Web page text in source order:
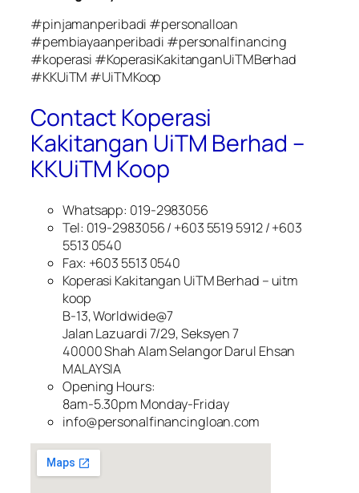
#pinjamanperibadi #personalloan
#pembiayaanperibadi #personalfinancing
#koperasi #KoperasiKakitanganUiTMBerhad
#KKUiTM #UiTMKoop
Contact Koperasi
Kakitangan UiTM Berhad –
KKUiTM Koop
Whatsapp: 019-2983056
Tel: 019-2983056 / +603 5519 5912 / +603
5513 0540
Fax: +603 5513 0540
Koperasi Kakitangan UiTM Berhad – uitm
koop
B-13, Worldwide@7
Jalan Lazuardi 7/29, Seksyen 7
40000 Shah Alam Selangor Darul Ehsan
MALAYSIA
Opening Hours:
8am-5.30pm Monday-Friday
info@personalfinancingloan.com